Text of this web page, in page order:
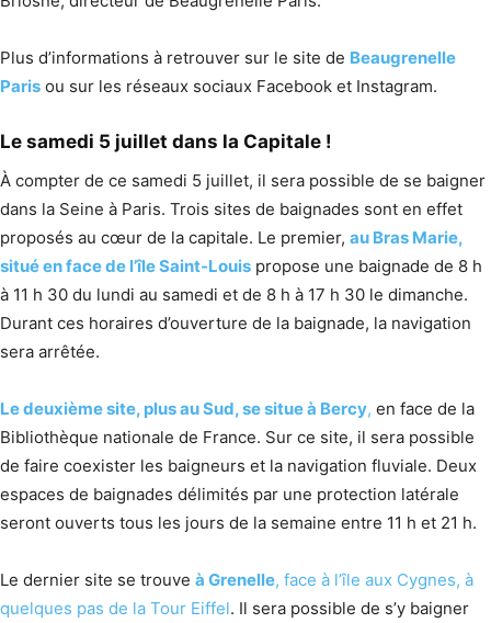
Plus d’informations à retrouver sur le site de Beaugrenelle
Paris ou sur les réseaux sociaux Facebook et Instagram.
Le samedi 5 juillet dans la Capitale !
À compter de ce samedi 5 juillet, il sera possible de se baigner
dans la Seine à Paris. Trois sites de baignades sont en effet
proposés au cœur de la capitale. Le premier, au Bras Marie,
situé en face de l’île Saint-Louis propose une baignade de 8 h
à 11 h 30 du lundi au samedi et de 8 h à 17 h 30 le dimanche.
Durant ces horaires d’ouverture de la baignade, la navigation
sera arrêtée.
Le deuxième site, plus au Sud, se situe à Bercy, en face de la
Bibliothèque nationale de France. Sur ce site, il sera possible
de faire coexister les baigneurs et la navigation fluviale. Deux
espaces de baignades délimités par une protection latérale
seront ouverts tous les jours de la semaine entre 11 h et 21 h.
Le dernier site se trouve à Grenelle, face à l’île aux Cygnes, à
quelques pas de la Tour Eiffel. Il sera possible de s’y baigner